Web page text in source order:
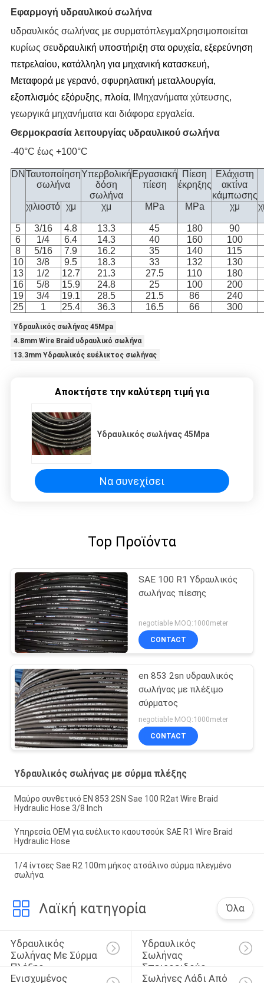
Εφαρμογή υδραυλικού σωλήνα
υδραυλικός σωλήνας με συρματόπλεγμαΧρησιμοποιείται
κυρίως σευδραυλική υποστήριξη στα ορυχεία, εξερεύνηση
πετρελαίου, κατάλληλη για μηχανική κατασκευή,
Μεταφορά με γερανό, σφυρηλατική μεταλλουργία,
εξοπλισμός εξόρυξης, πλοία,
Μηχανήματα χύτευσης,
γεωργικά μηχανήματα και διάφορα εργαλεία.
Θερμοκρασία λειτουργίας υδραυλικού σωλήνα
-40°C έως +100°C
DN Ταυτοποίηση
σωλήνα
Υπερβολική
δόση
σωλήνα
Εργασιακή
πίεση
Πίεση
έκρηξης
Ελάχιστη
ακτίνα
κάμπωσης
χιλιοστό χμ χμ MPa MPa χμ
5 3/16 4.8 13.3 45 180
90
6
1/4 6.4 14.3 40 160
100
8
5/16 7.9 16.2 35 140
115
10
3/8 9.5 18.3 33 132
130
13
1/2 12.7 21.3 27.5 110
180
16
5/8 15.9 24.8 25 100
200
19
3/4 19.1 28.5 21.5 86
240
25
1 25.4 36.3 16.5 66 300
Υδραυλικός σωλήνας 45Mpa
4.8mm Wire Braid υδραυλικό σωλήνα
13.3mm Υδραυλικός ευέλικτος σωλήνας
Αποκτήστε την καλύτερη τιμή για
Υδραυλικός σωλήνας 45Mpa
Να συνεχίσει
Top Προϊόντα
SAE 100 R1 Υδραυλικός
σωλήνας πίεσης
negotiable MOQ:1000meter
CONTACT
en 853 2sn υδραυλικός
σωλήνας με πλέξιμο
σύρματος
negotiable MOQ:1000meter
CONTACT
Υδραυλικός σωλήνας με σύρμα πλέξης
Μαύρο συνθετικό EN 853 2SN Sae 100 R2at Wire Braid
Hydraulic Hose 3/8 Inch
Υπηρεσία OEM για ευέλικτο καουτσούκ SAE R1 Wire Braid
Hydraulic Hose
1/4 ίντσες Sae R2 100m μήκος ατσάλινο σύρμα πλεγμένο
σωλήνα
Λαϊκή κατηγορία Όλα
Υδραυλικός
Σωλήνας Με Σύρμα
Πλέξης
Υδραυλικός
Σωλήνας
Σπειροειδούς
Καλωδίου
Ενισχυμένος Σωλήνες Λάδι Από